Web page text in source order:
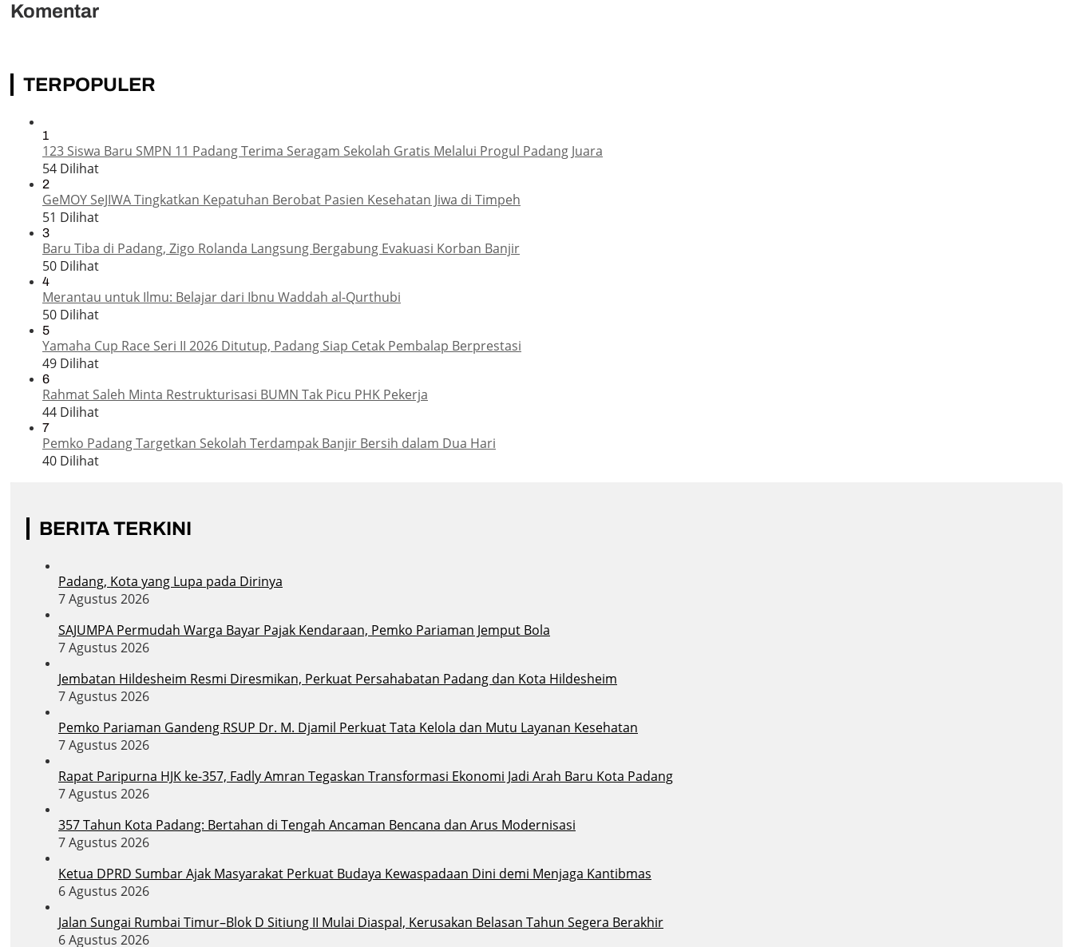
Komentar
TERPOPULER
1
123 Siswa Baru SMPN 11 Padang Terima Seragam Sekolah Gratis Melalui Progul Padang Juara
54 Dilihat
2
GeMOY SeJIWA Tingkatkan Kepatuhan Berobat Pasien Kesehatan Jiwa di Timpeh
51 Dilihat
3
Baru Tiba di Padang, Zigo Rolanda Langsung Bergabung Evakuasi Korban Banjir
50 Dilihat
4
Merantau untuk Ilmu: Belajar dari Ibnu Waddah al-Qurthubi
50 Dilihat
5
Yamaha Cup Race Seri II 2026 Ditutup, Padang Siap Cetak Pembalap Berprestasi
49 Dilihat
6
Rahmat Saleh Minta Restrukturisasi BUMN Tak Picu PHK Pekerja
44 Dilihat
7
Pemko Padang Targetkan Sekolah Terdampak Banjir Bersih dalam Dua Hari
40 Dilihat
BERITA TERKINI
Padang, Kota yang Lupa pada Dirinya
7 Agustus 2026
SAJUMPA Permudah Warga Bayar Pajak Kendaraan, Pemko Pariaman Jemput Bola
7 Agustus 2026
Jembatan Hildesheim Resmi Diresmikan, Perkuat Persahabatan Padang dan Kota Hildesheim
7 Agustus 2026
Pemko Pariaman Gandeng RSUP Dr. M. Djamil Perkuat Tata Kelola dan Mutu Layanan Kesehatan
7 Agustus 2026
Rapat Paripurna HJK ke-357, Fadly Amran Tegaskan Transformasi Ekonomi Jadi Arah Baru Kota Padang
7 Agustus 2026
357 Tahun Kota Padang: Bertahan di Tengah Ancaman Bencana dan Arus Modernisasi
7 Agustus 2026
Ketua DPRD Sumbar Ajak Masyarakat Perkuat Budaya Kewaspadaan Dini demi Menjaga Kantibmas
6 Agustus 2026
Jalan Sungai Rumbai Timur–Blok D Sitiung II Mulai Diaspal, Kerusakan Belasan Tahun Segera Berakhir
6 Agustus 2026